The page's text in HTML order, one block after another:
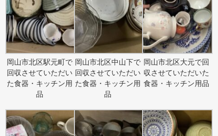
岡山市北区駅元町で
回収させていただい
た食器・キッチン用
品
岡山市北区中山下で
回収させていただい
た食器・キッチン用
品
岡山市北区大元で回
収させていただいた
食器・キッチン用品